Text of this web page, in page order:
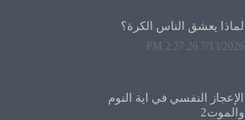
لماذا يعشق الناس الكرة؟
7/13/2026 2:27:26 PM
الإعجاز النفسي في آية النوم
والموت2